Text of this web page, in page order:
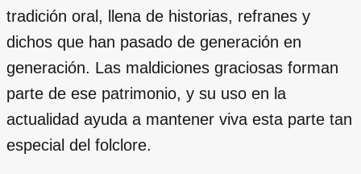
tradición oral, llena de historias, refranes y
dichos que han pasado de generación en
generación. Las maldiciones graciosas forman
parte de ese patrimonio, y su uso en la
actualidad ayuda a mantener viva esta parte tan
especial del folclore.